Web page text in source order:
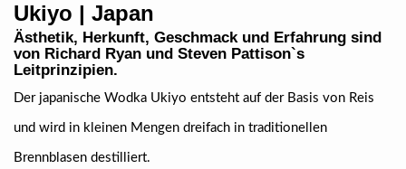
Ukiyo | Japan
Ästhetik, Herkunft, Geschmack und Erfahrung sind
von Richard Ryan und Steven Pattison`s
Leitprinzipien.
Der japanische Wodka Ukiyo entsteht auf der Basis von Reis
und wird in kleinen Mengen dreifach in traditionellen
Brennblasen destilliert.